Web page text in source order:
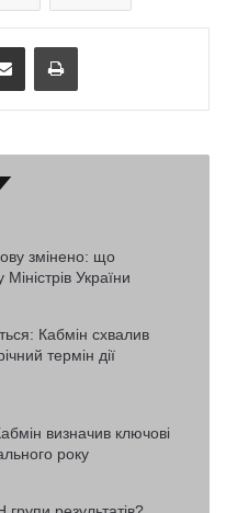
Надіслати електронною поштоюНадрукувати
змінено: що
України
Кабмін схвалив
термін дії
визначив ключові
року